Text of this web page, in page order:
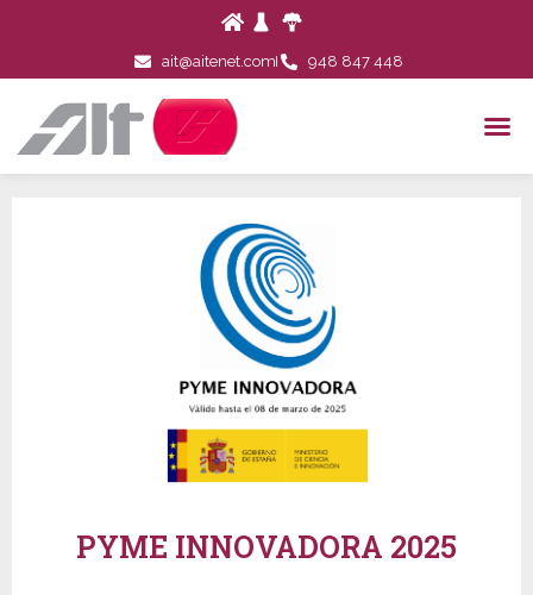
ait@aitenet.com 948 847 448
PYME INNOVADORA 2025